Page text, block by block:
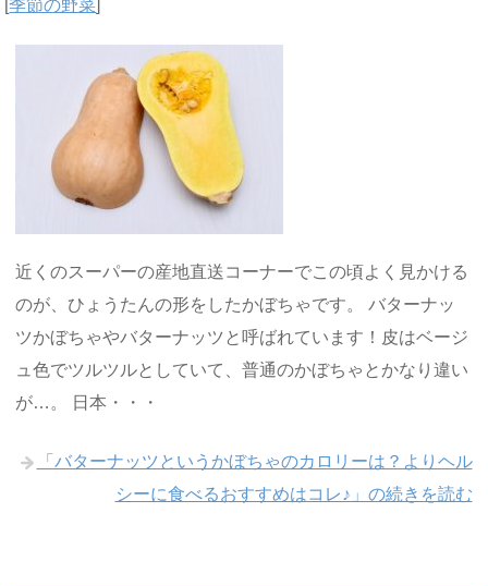
[季節の野菜]
近くのスーパーの産地直送コーナーでこの頃よく見かける
のが、ひょうたんの形をしたかぼちゃです。 バターナッ
ツかぼちゃやバターナッツと呼ばれています！皮はベージ
ュ色でツルツルとしていて、普通のかぼちゃとかなり違い
が…。 日本・・・
「バターナッツというかぼちゃのカロリーは？よりヘル
シーに食べるおすすめはコレ♪」の続きを読む